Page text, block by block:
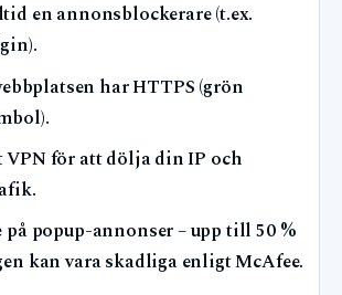
en annonsblockerare (t.ex.
har HTTPS (grön
VPN för att dölja din IP och
popup-annonser – upp till 50 %
kan vara skadliga enligt McAfee.